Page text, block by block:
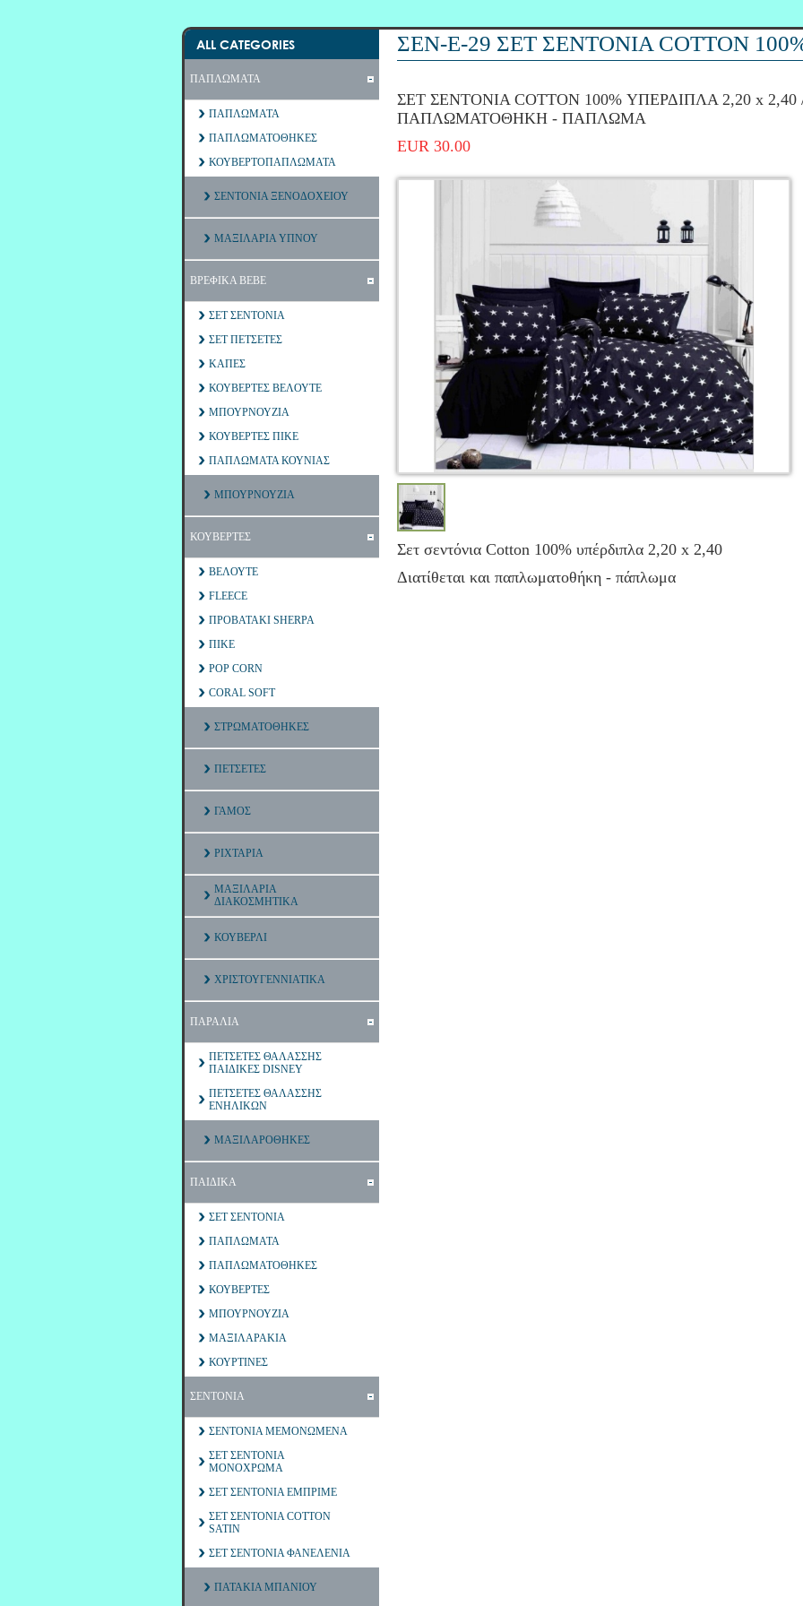
ALL CATEGORIES
ΠΑΠΛΩΜΑΤΑ
ΠΑΠΛΩΜΑΤΑ
ΠΑΠΛΩΜΑΤΟΘΗΚΕΣ
ΚΟΥΒΕΡΤΟΠΑΠΛΩΜΑΤΑ
ΣΕΝΤΟΝΙΑ ΞΕΝΟΔΟΧΕΙΟΥ
ΜΑΞΙΛΑΡΙΑ ΥΠΝΟΥ
ΒΡΕΦΙΚΑ ΒΕΒΕ
ΣΕΤ ΣΕΝΤΟΝΙΑ
ΣΕΤ ΠΕΤΣΕΤΕΣ
ΚΑΠΕΣ
ΚΟΥΒΕΡΤΕΣ ΒΕΛΟΥΤΕ
ΜΠΟΥΡΝΟΥΖΙΑ
ΚΟΥΒΕΡΤΕΣ ΠΙΚΕ
ΠΑΠΛΩΜΑΤΑ ΚΟΥΝΙΑΣ
ΜΠΟΥΡΝΟΥΖΙΑ
ΚΟΥΒΕΡΤΕΣ
ΒΕΛΟΥΤΕ
FLEECE
ΠΡΟΒΑΤΑΚΙ SHERPA
ΠΙΚΕ
POP CORN
CORAL SOFT
ΣΤΡΩΜΑΤΟΘΗΚΕΣ
ΠΕΤΣΕΤΕΣ
ΓΑΜΟΣ
ΡΙΧΤΑΡΙΑ
ΜΑΞΙΛΑΡΙΑ
ΔΙΑΚΟΣΜΗΤΙΚΑ
ΚΟΥΒΕΡΛΙ
ΧΡΙΣΤΟΥΓΕΝΝΙΑΤΙΚΑ
ΠΑΡΑΛΙΑ
ΠΕΤΣΕΤΕΣ ΘΑΛΑΣΣΗΣ
ΠΑΙΔΙΚΕΣ DISNEY
ΠΕΤΣΕΤΕΣ ΘΑΛΑΣΣΗΣ
ΕΝΗΛΙΚΩΝ
ΜΑΞΙΛΑΡΟΘΗΚΕΣ
ΠΑΙΔΙΚΑ
ΣΕΤ ΣΕΝΤΟΝΙΑ
ΠΑΠΛΩΜΑΤΑ
ΠΑΠΛΩΜΑΤΟΘΗΚΕΣ
ΚΟΥΒΕΡΤΕΣ
ΜΠΟΥΡΝΟΥΖΙΑ
ΜΑΞΙΛΑΡΑΚΙΑ
ΚΟΥΡΤΙΝΕΣ
ΣΕΝΤΟΝΙΑ
ΣΕΝΤΟΝΙΑ ΜΕΜΟΝΩΜΕΝΑ
ΣΕΤ ΣΕΝΤΟΝΙΑ
ΜΟΝΟΧΡΩΜΑ
ΣΕΤ ΣΕΝΤΟΝΙΑ ΕΜΠΡΙΜΕ
ΣΕΤ ΣΕΝΤΟΝΙΑ COTTON
SATIN
ΣΕΤ ΣΕΝΤΟΝΙΑ ΦΑΝΕΛΕΝΙΑ
ΠΑΤΑΚΙΑ ΜΠΑΝΙΟΥ
ΣΕΝ-Ε-29 ΣΕΤ ΣΕΝΤΟΝΙΑ COTTON
ΣΕΤ ΣΕΝΤΟΝΙΑ COTTON 100% ΥΠΕΡΔΙΠΛΑ 2,20 x 2,40
ΠΑΠΛΩΜΑΤΟΘΗΚΗ - ΠΑΠΛΩΜΑ
EUR 30.00
Σετ σεντόνια Cotton 100% υπέρδιπλα 2,20 x 2,40
Διατίθεται και παπλωματοθήκη - πάπλωμα